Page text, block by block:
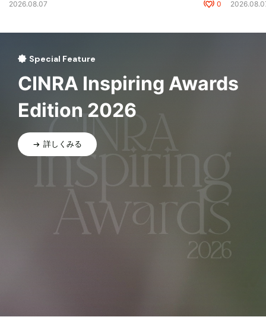
2026.08.07 0
Special Feature
CINRA Inspiring Awards
Edition 2026
詳しくみる